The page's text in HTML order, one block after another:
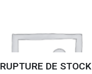
RUPTURE DE STOCK